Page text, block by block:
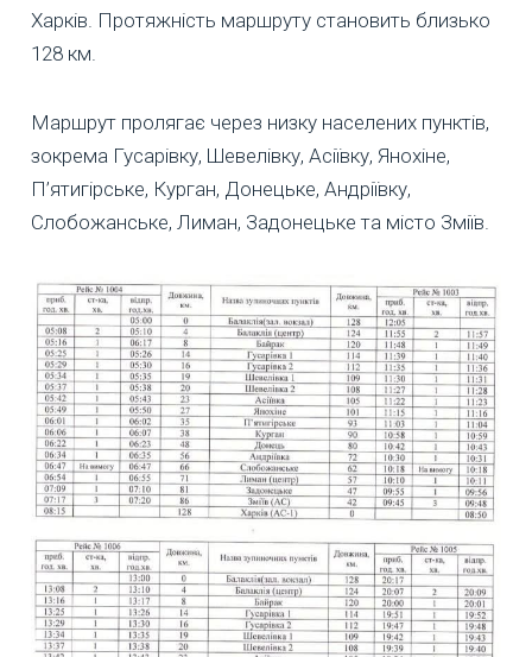
Харків. Протяжність маршруту становить близько
128 км.
Маршрут пролягає через низку населених пунктів,
зокрема Гусарівку, Шевелівку, Асіївку, Янохіне,
П’ятигірське, Курган, Донецьке, Андріївку,
Слобожанське, Лиман, Задонецьке та місто Зміїв.